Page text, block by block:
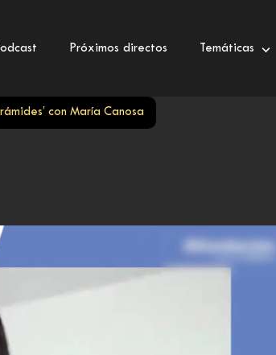
Próximos directos Temáticas
con María Canosa